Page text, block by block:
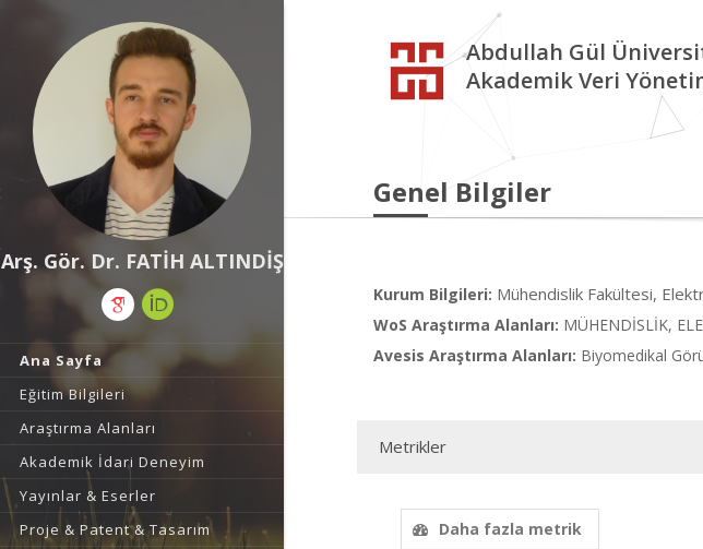
Arş. Gör. Dr. FATİH ALTINDİŞ
Ana Sayfa
Eğitim Bilgileri
Araştırma Alanları
Akademik İdari Deneyim
Yayınlar & Eserler
Proje & Patent & Tasarım
Abdullah Gül
Akademik Veri
Genel Bilgiler
Kurum Bilgileri: Mühendislik Fakültesi,
WoS Araştırma Alanları: MÜHENDİSLİK,
Avesis Araştırma Alanları: Biyomedikal
Metrikler
Daha fazla metrik